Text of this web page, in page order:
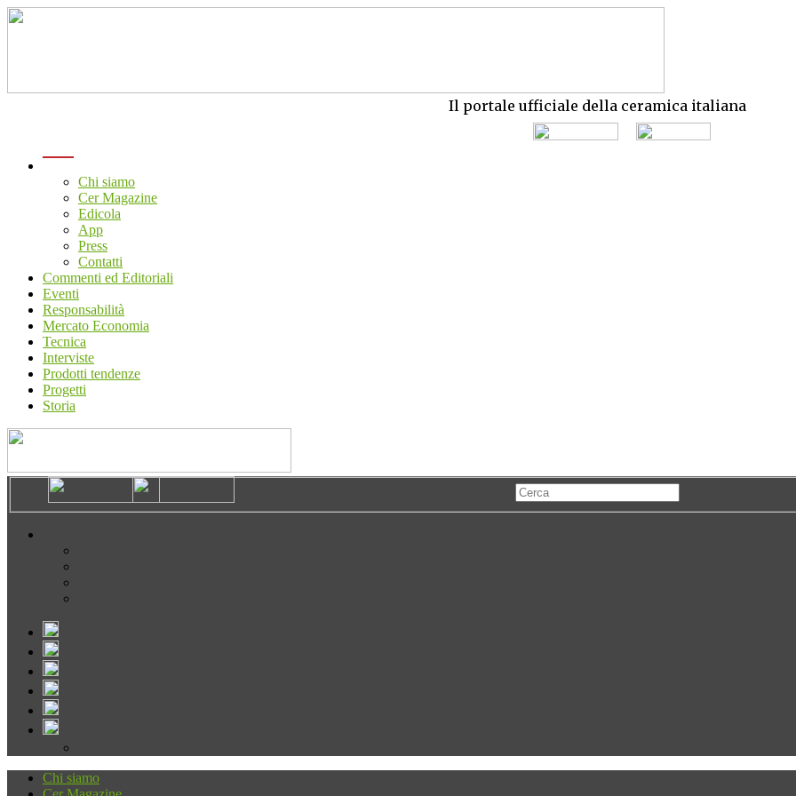
Il portale ufficiale della ceramica italiana
Chi siamo
Cer Magazine
Edicola
App
Press
Contatti
Commenti ed Editoriali
Eventi
Responsabilità
Mercato Economia
Tecnica
Interviste
Prodotti tendenze
Progetti
Storia
Chi siamo